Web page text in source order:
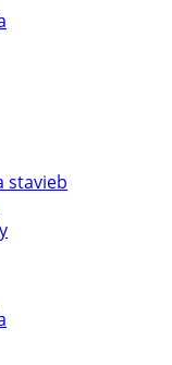
stavieb